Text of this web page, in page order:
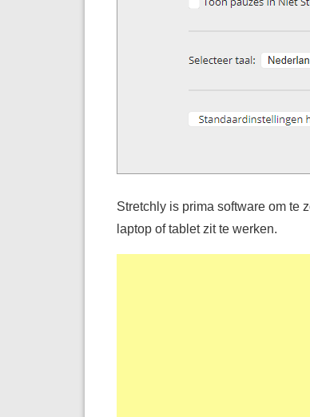
Stretchly is prima software om te
laptop of tablet zit te werken.